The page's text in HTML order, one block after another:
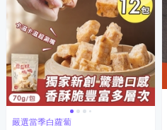
嚴選當季白蘿蔔